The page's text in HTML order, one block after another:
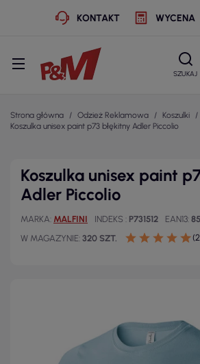
KONTAKT WYCENA
SZUKAJ
Strona główna Odzież Reklamowa Koszulki
Koszulka unisex paint p73 błękitny Adler Piccolio
Koszulka unisex paint
Adler Piccolio
MARKA MALFINI INDEKS P731512 EAN13
W MAGAZYNIE 320 SZT.